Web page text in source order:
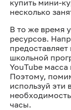
купить мини-
несколько
В то же время
ресурсов.
школьной
YouTube
Поэтому,
используй эти
часы.